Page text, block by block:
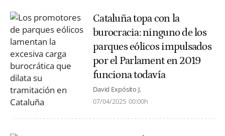
Cataluña topa con la
burocracia: ninguno de los
parques eólicos impulsados
por el Parlament en 2019
funciona todavía
David Expósito J.
07/04/2025 00:00h